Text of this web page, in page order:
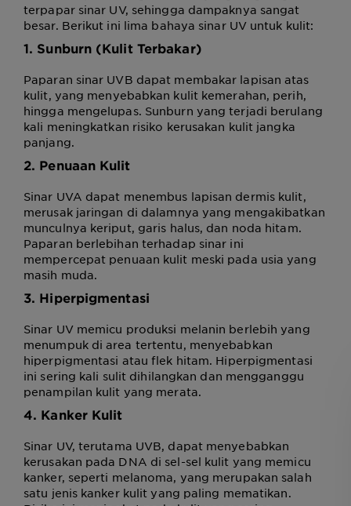
terpapar sinar UV, sehingga dampaknya sangat
besar. Berikut ini lima bahaya sinar UV untuk kulit:
1. Sunburn (Kulit Terbakar)
Paparan sinar UVB dapat membakar lapisan atas
kulit, yang menyebabkan kulit kemerahan, perih,
hingga mengelupas. Sunburn yang terjadi berulang
kali meningkatkan risiko kerusakan kulit jangka
panjang.
2. Penuaan Kulit
Sinar UVA dapat menembus lapisan dermis kulit,
merusak jaringan di dalamnya yang mengakibatkan
munculnya keriput, garis halus, dan noda hitam.
Paparan berlebihan terhadap sinar ini
mempercepat penuaan kulit meski pada usia yang
masih muda.
3. Hiperpigmentasi
Sinar UV memicu produksi melanin berlebih yang
menumpuk di area tertentu, menyebabkan
hiperpigmentasi atau flek hitam. Hiperpigmentasi
ini sering kali sulit dihilangkan dan mengganggu
penampilan kulit yang merata.
4. Kanker Kulit
Sinar UV, terutama UVB, dapat menyebabkan
kerusakan pada DNA di sel-sel kulit yang memicu
kanker, seperti melanoma, yang merupakan salah
satu jenis kanker kulit yang paling mematikan.